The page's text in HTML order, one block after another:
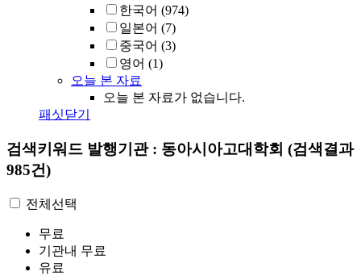
한국어 (974)
일본어 (7)
중국어 (3)
영어 (1)
오늘 본 자료
오늘 본 자료가 없습니다.
패싯닫기
검색키워드 발행기관 : 동아시아고대학회 (검색결과
985건)
전체선택
무료
기관내 무료
유료